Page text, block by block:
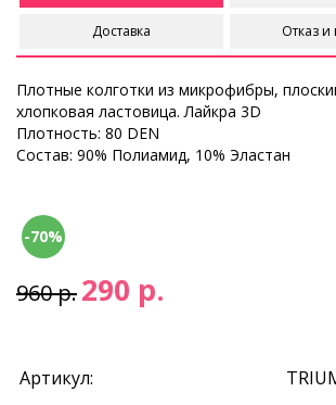
Доставка Отказ и
Плотные колготки из микрофибры,
хлопковая ластовица. Лайкра 3D
Плотность: 80 DEN
Состав: 90% Полиамид, 10% Эластан
-70%
960 р.290 р.
Артикул: